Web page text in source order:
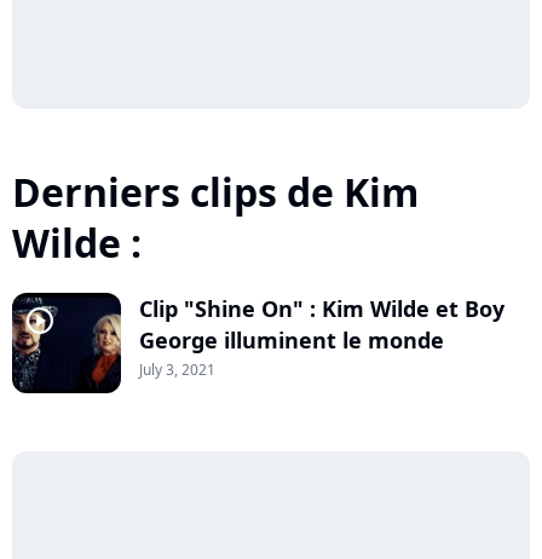
Derniers clips de Kim
Wilde :
player2
Clip "Shine On" : Kim Wilde et Boy
George illuminent le monde
July 3, 2021